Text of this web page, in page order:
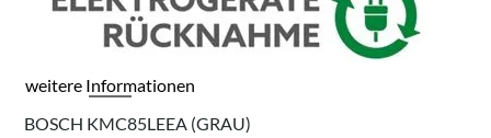
weitere Informationen
BOSCH KMC85LEEA (GRAU)